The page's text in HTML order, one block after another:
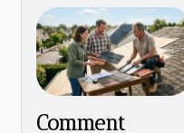
Comment